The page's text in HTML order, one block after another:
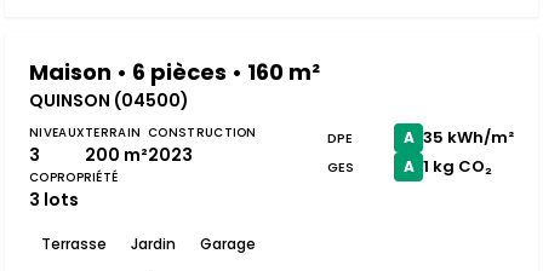
Maison • 6 pièces • 160 m²
QUINSON (04500)
NIVEAUX
3
TERRAIN
200 m²
CONSTRUCTION
2023
COPROPRIÉTÉ
3 lots
Terrasse Jardin Garage
DPE A 35 kWh/m²
GES A 1 kg CO₂